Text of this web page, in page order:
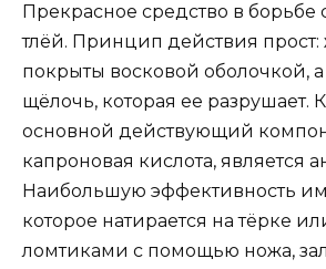
Прекрасное средство в борьбе
тлёй. Принцип действия прост:
покрыты восковой оболочкой, а
щёлочь, которая ее разрушает.
основной действующий
капроновая кислота, является
Наибольшую эффективность
которое натирается на тёрке
ломтиками с помощью ножа,